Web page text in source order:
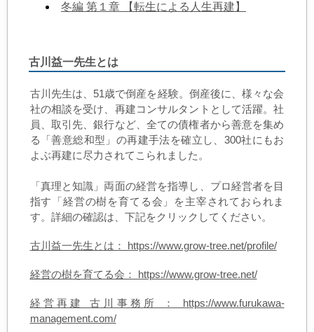
冬編 第１章 【転生による人生再建】
古川益一先生とは
古川先生は、51歳で倒産を経験。倒産後に、様々な会
社の相談を受け、再建コンサルタントとして活躍。社
員、取引先、銀行など、全ての債権者から善意を集め
る「善意総和型」の再建手法を確立し、300社にもお
よぶ再建に尽力されてこられました。
「真理と知識」両面の経営を指導し、プロ経営者を目
指す「経営の樹を育てる会」を主宰されておられま
す。詳細の確認は、下記をクリックしてください。
古川益一先生とは： https://www.grow-tree.net/profile/
経営の樹を育てる会： https://www.grow-tree.net/
経営再建 古川事務所 ： https://www.furukawa-
management.com/